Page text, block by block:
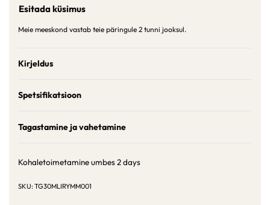
Esitada küsimus
Meie meeskond vastab teie päringule 2 tunni jooksul.
Kirjeldus
Spetsifikatsioon
Tagastamine ja vahetamine
Kohaletoimetamine umbes2 days
TG30MLIRYMM001